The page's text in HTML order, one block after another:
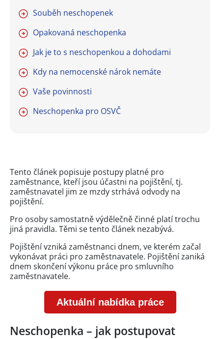
Souběh neschopenek
Opakovaná neschopenka
Jak je to s neschopenkou a dohodami
Kdy na nemocenské nárok nemáte
Vaše povinnosti
Neschopenka pro OSVČ
Tento článek popisuje postupy platné pro
zaměstnance, kteří jsou účastni na pojištění, tj.
zaměstnavatel jim ze mzdy strhává odvody na
pojištění.
Pro osoby samostatně výdělečně činné platí trochu
jiná pravidla. Těmi se tento článek nezabývá.
Pojištění vzniká zaměstnanci dnem, ve kterém začal
vykonávat práci pro zaměstnavatele. Pojištění zaniká
dnem skončení výkonu práce pro smluvního
zaměstnavatele.
Aktuální nabídka práce
Neschopenka – jak postupovat